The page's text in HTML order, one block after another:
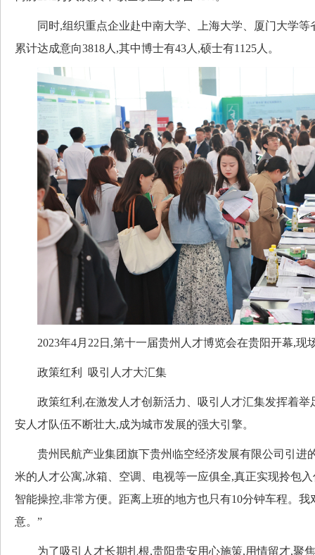
同时,组织重点企业赴中南大学、上海大学、厦门大学等
累计达成意向3818人,其中博士有43人,硕士有1125人。
2023年4月22日,第十一届贵州人才博览会在贵阳开幕,现
政策红利 吸引人才大汇集
政策红利,在激发人才创新活力、吸引人才汇集发挥着举
安人才队伍不断壮大,成为城市发展的强大引擎。
贵州民航产业集团旗下贵州临空经济发展有限公司引进
米的人才公寓,冰箱、空调、电视等一应俱全,真正实现拎包
智能操控,非常方便。距离上班的地方也只有10分钟车程。
意。”
为了吸引人才长期扎根,贵阳贵安用心施策,用情留才,聚焦